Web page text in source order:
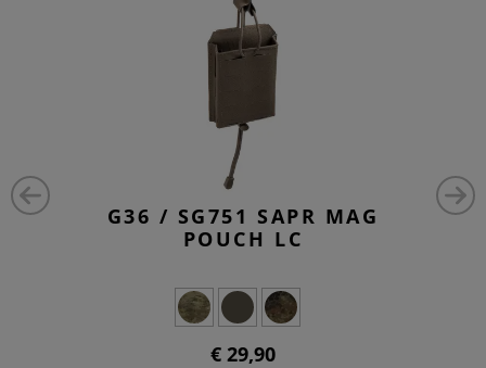
G36 / SG751 SAPR MAG
POUCH LC
€ 29,90